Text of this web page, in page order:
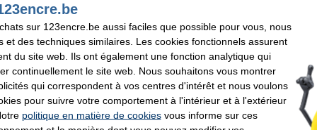
5,95 €
Téléchargements
Données techniques
Livré lundi
sur 123encre.be aussi faciles que possible pour vous, nous
et des techniques similaires. Les cookies fonctionnels assurent
du site web. Ils ont également une fonction analytique qui
continuellement le site web. Nous souhaitons vous montrer
qui correspondent à vos centres d'intérêt et nous voulons
pour suivre votre comportement à l'intérieur et à l'extérieur
politique en matière de cookiesvous informe sur ces